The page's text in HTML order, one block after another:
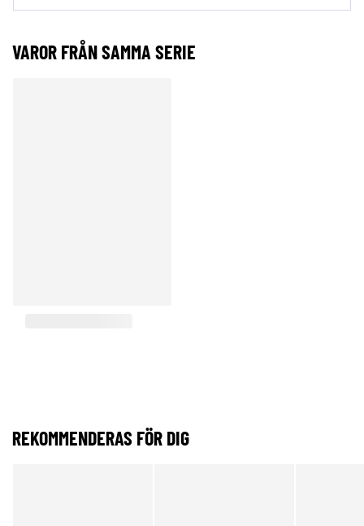
VAROR FRÅN SAMMA SERIE
REKOMMENDERAS FÖR DIG